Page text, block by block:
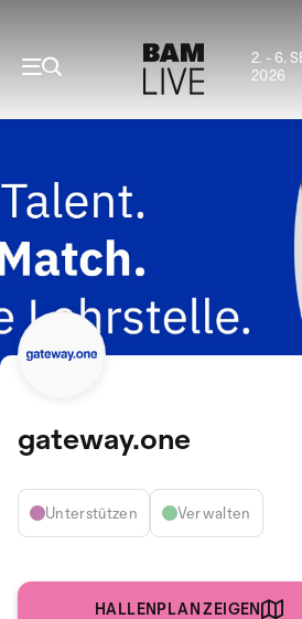
2. - 6.
2026
gateway.one
Unterstützen Verwalten
HALLENPLAN ZEIGEN